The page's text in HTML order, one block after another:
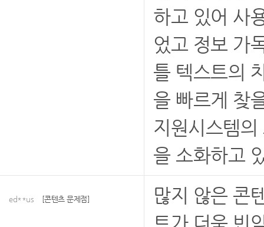
하고 있어 사
었고 정보 가
틀 텍스트의
을 빠르게 찾
지원시스템
을 소화하고
ed**us [콘텐츠 문제점]
많지 않은 콘